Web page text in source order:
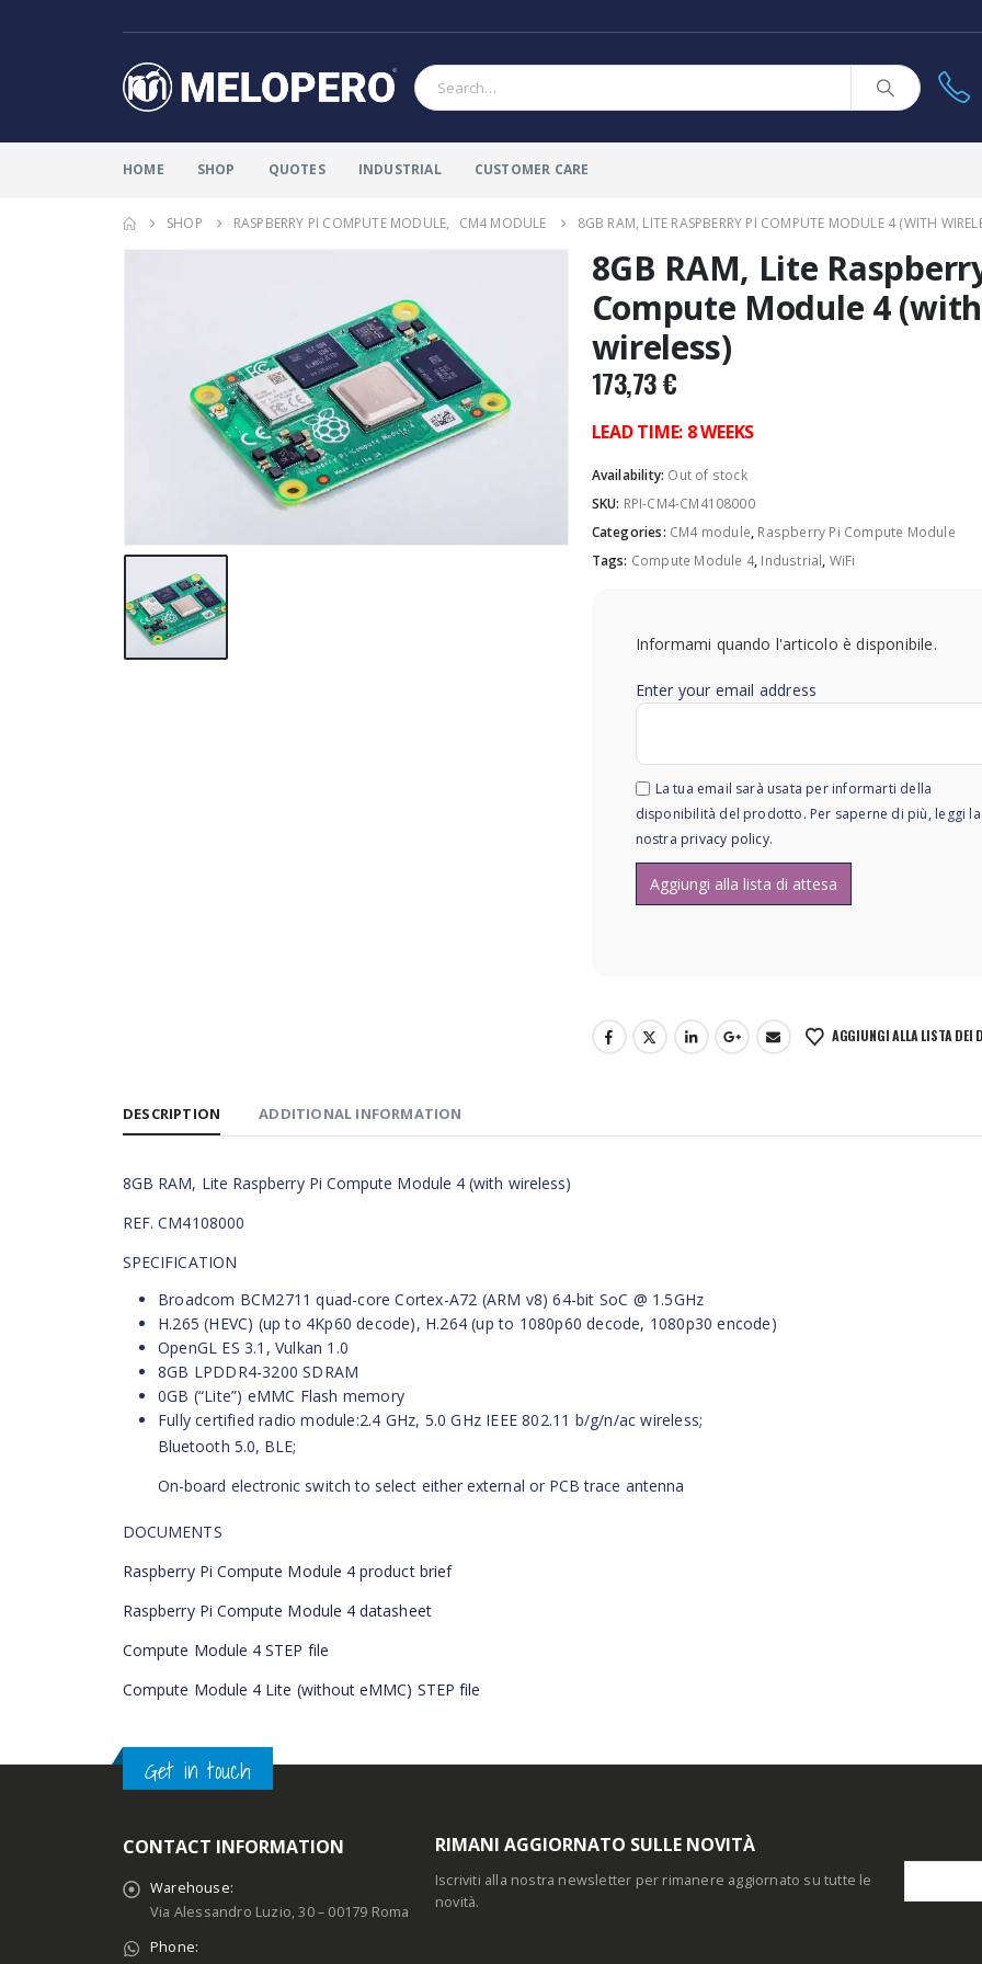
HOME SHOP QUOTES INDUSTRIAL CUSTOMER CARE
SHOP RASPBERRY PI COMPUTE MODULE, CM4 MODULE 8GB RAM, LITE RASPBERRY PI COMPUTE MODULE 4 (WITH
8GB RAM, Lite
Compute Module 4 (with
wireless)
173,73€
LEAD TIME: 8 WEEKS
Availability: Out of stock
SKU: RPI-CM4-CM4108000
Categories: CM4 module, Raspberry Pi Compute Module
Tags: Compute Module 4, Industrial, WiFi
Informami quando l'articolo è disponibile.
Enter your email address
La tua email sarà usata per informarti della
disponibilità del prodotto. Per saperne di più, leggi la
nostra privacy policy.
AGGIUNGI ALLA LISTA DEI
DESCRIPTION ADDITIONAL INFORMATION
8GB RAM, Lite Raspberry Pi Compute Module 4 (with wireless)
REF. CM4108000
SPECIFICATION
Broadcom BCM2711 quad-core Cortex-A72 (ARM v8) 64-bit SoC @ 1.5GHz
H.265 (HEVC) (up to 4Kp60 decode), H.264 (up to 1080p60 decode, 1080p30 encode)
OpenGL ES 3.1, Vulkan 1.0
8GB LPDDR4-3200 SDRAM
0GB (“Lite”) eMMC Flash memory
Fully certified radio module:2.4 GHz, 5.0 GHz IEEE 802.11 b/g/n/ac wireless;
Bluetooth 5.0, BLE;
On-board electronic switch to select either external or PCB trace antenna
DOCUMENTS
Raspberry Pi Compute Module 4 product brief
Raspberry Pi Compute Module 4 datasheet
Compute Module 4 STEP file
Compute Module 4 Lite (without eMMC) STEP file
Get in touch
CONTACT INFORMATION
Warehouse:
Via Alessandro Luzio, 30 – 00179 Roma
Phone:
RIMANI AGGIORNATO SULLE NOVITÀ
Iscriviti alla nostra newsletter per rimanere aggiornato su tutte le
novità.